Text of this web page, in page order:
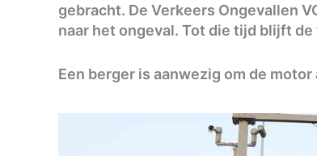
gebracht. De Verkeers Ongevallen
naar het ongeval. Tot die tijd blijft
Een berger is aanwezig om de